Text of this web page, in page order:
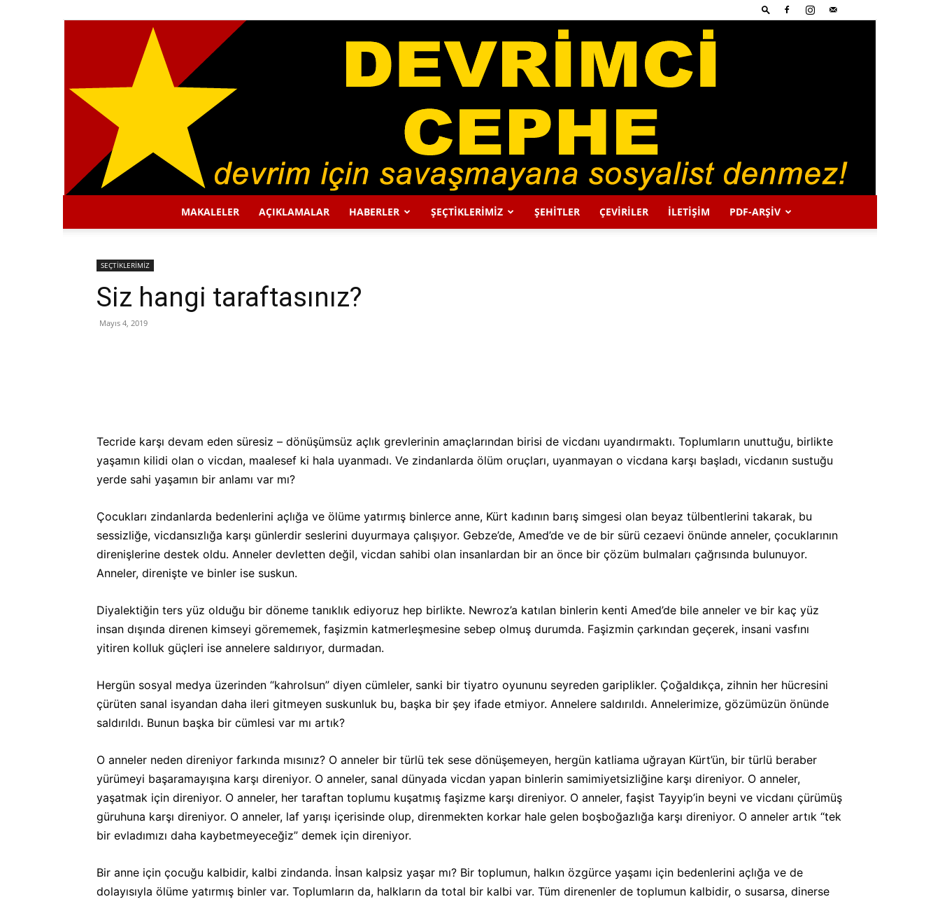
MAKALELER AÇIKLAMALAR HABERLER ŞEÇTİKLERİMİZ ŞEHİTLER ÇEVİRİLER İLETİŞİM PDF-ARŞIV
SEÇTİKLERİMİZ
Siz hangi taraftasınız?
Mayıs 4, 2019
Tecride karşı devam eden süresiz – dönüşümsüz açlık grevlerinin amaçlarından birisi de vicdanı uyandırmaktı. Toplumların unuttuğu, birlikte
yaşamın kilidi olan o vicdan, maalesef ki hala uyanmadı. Ve zindanlarda ölüm oruçları, uyanmayan o vicdana karşı başladı, vicdanın sustuğu
yerde sahi yaşamın bir anlamı var mı?
Çocukları zindanlarda bedenlerini açlığa ve ölüme yatırmış binlerce anne, Kürt kadının barış simgesi olan beyaz tülbentlerini takarak, bu
sessizliğe, vicdansızlığa karşı günlerdir seslerini duyurmaya çalışıyor. Gebze’de, Amed’de ve de bir sürü cezaevi önünde anneler, çocuklarının
direnişlerine destek oldu. Anneler devletten değil, vicdan sahibi olan insanlardan bir an önce bir çözüm bulmaları çağrısında bulunuyor.
Anneler, direnişte ve binler ise suskun.
Diyalektiğin ters yüz olduğu bir döneme tanıklık ediyoruz hep birlikte. Newroz’a katılan binlerin kenti Amed’de bile anneler ve bir kaç yüz
insan dışında direnen kimseyi görememek, faşizmin katmerleşmesine sebep olmuş durumda. Faşizmin çarkından geçerek, insani vasfını
yitiren kolluk güçleri ise annelere saldırıyor, durmadan.
Hergün sosyal medya üzerinden “kahrolsun” diyen cümleler, sanki bir tiyatro oyununu seyreden gariplikler. Çoğaldıkça, zihnin her hücresini
çürüten sanal isyandan daha ileri gitmeyen suskunluk bu, başka bir şey ifade etmiyor. Annelere saldırıldı. Annelerimize, gözümüzün önünde
saldırıldı. Bunun başka bir cümlesi var mı artık?
O anneler neden direniyor farkında mısınız? O anneler bir türlü tek sese dönüşemeyen, hergün katliama uğrayan Kürt’ün, bir türlü beraber
yürümeyi başaramayışına karşı direniyor. O anneler, sanal dünyada vicdan yapan binlerin samimiyetsizliğine karşı direniyor. O anneler,
yaşatmak için direniyor. O anneler, her taraftan toplumu kuşatmış faşizme karşı direniyor. O anneler, faşist Tayyip’in beyni ve vicdanı çürümüş
güruhuna karşı direniyor. O anneler, laf yarışı içerisinde olup, direnmekten korkar hale gelen boşboğazlığa karşı direniyor. O anneler artık “tek
bir evladımızı daha kaybetmeyeceğiz” demek için direniyor.
Bir anne için çocuğu kalbidir, kalbi zindanda. İnsan kalpsiz yaşar mı? Bir toplumun, halkın özgürce yaşamı için bedenlerini açlığa ve de
dolayısıyla ölüme yatırmış binler var. Toplumların da, halkların da total bir kalbi var. Tüm direnenler de toplumun kalbidir, o susarsa, dinerse